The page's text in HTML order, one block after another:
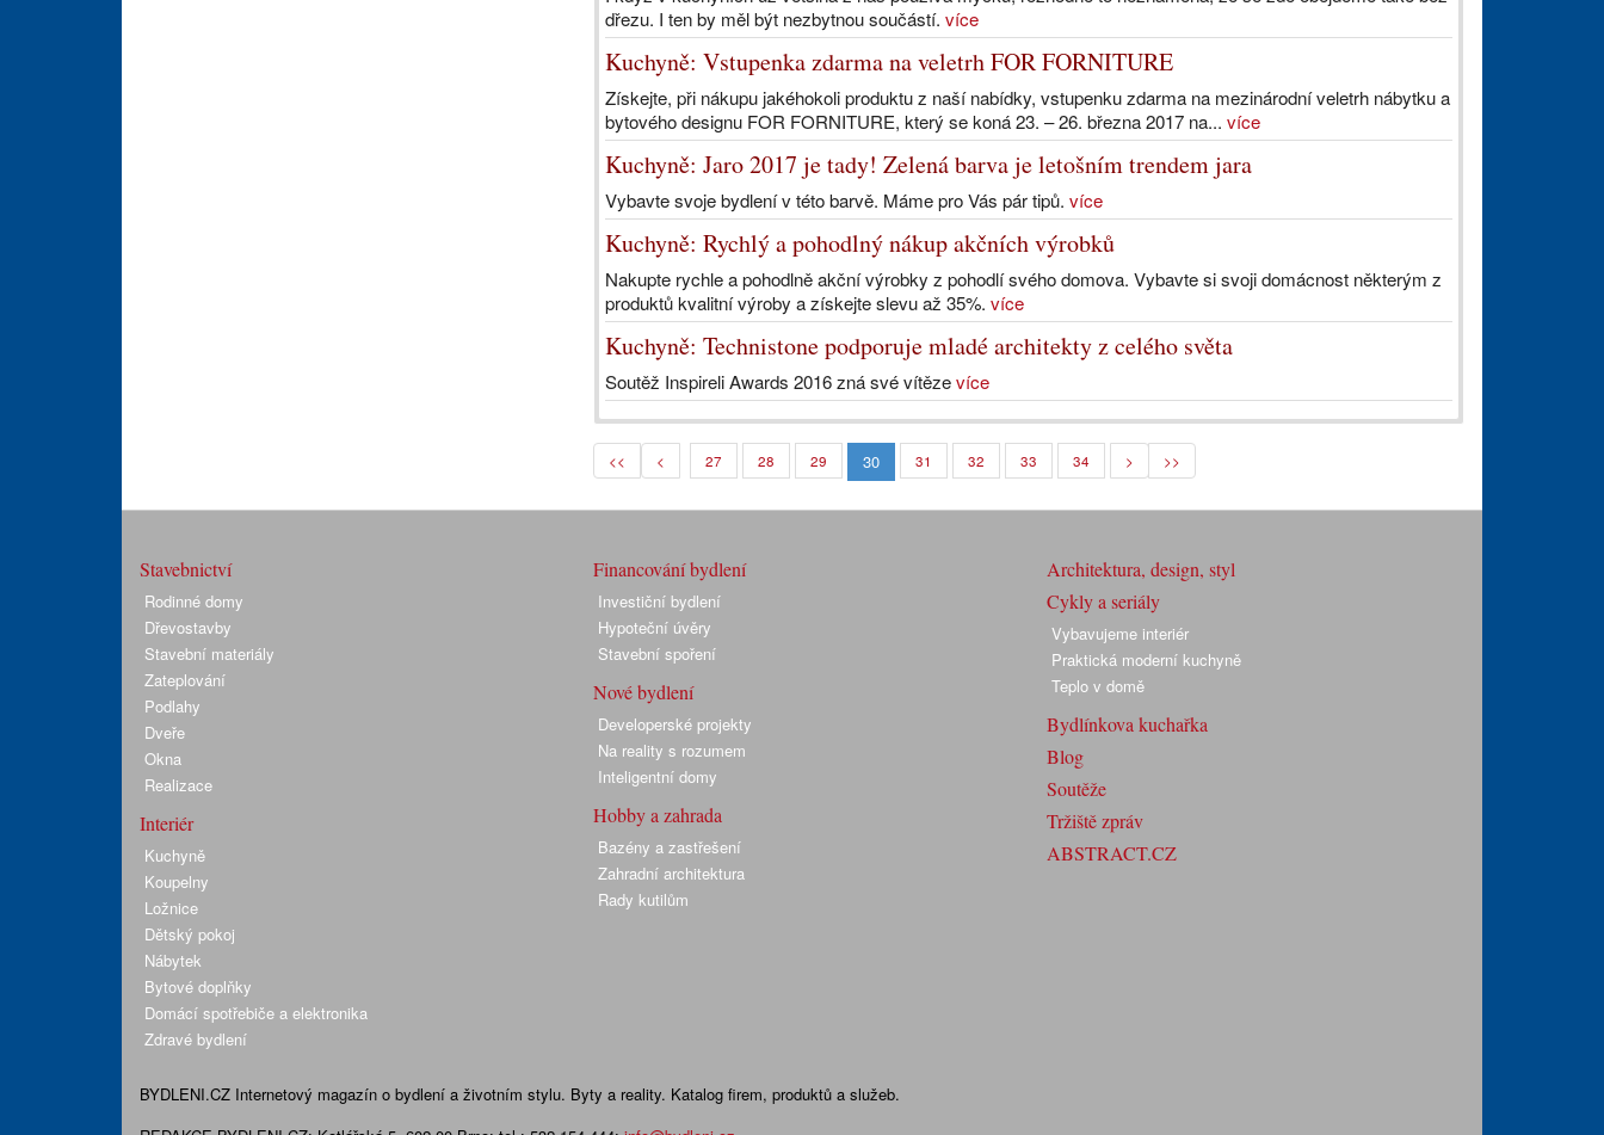
dřezu. I ten by měl být nezbytnou součástí. více
Kuchyně: Vstupenka zdarma na veletrh FOR FORNITURE
Získejte, při nákupu jakéhokoli produktu z naší nabídky, vstupenku zdarma na mezinárodní veletrh nábytku a
bytového designu FOR FORNITURE, který se koná 23. – 26. března 2017 na... více
Kuchyně: Jaro 2017 je tady! Zelená barva je letošním trendem jara
Vybavte svoje bydlení v této barvě. Máme pro Vás pár tipů. více
Kuchyně: Rychlý a pohodlný nákup akčních výrobků
Nakupte rychle a pohodlně akční výrobky z pohodlí svého domova. Vybavte si svoji domácnost některým z
produktů kvalitní výroby a získejte slevu až 35%. více
Kuchyně: Technistone podporuje mladé architekty z celého světa
Soutěž Inspireli Awards 2016 zná své vítězevíce
<< < 27 28 29 30 31 32 33 34 > >>
Stavebnictví
Rodinné domy
Dřevostavby
Stavební materiály
Zateplování
Podlahy
Dveře
Okna
Realizace
Interiér
Kuchyně
Koupelny
Ložnice
Dětský pokoj
Nábytek
Bytové doplňky
Domácí spotřebiče a elektronika
Zdravé bydlení
Financování bydlení
Investiční bydlení
Hypoteční úvěry
Stavební spoření
Nové bydlení
Developerské projekty
Na reality s rozumem
Inteligentní domy
Hobby a zahrada
Bazény a zastřešení
Zahradní architektura
Rady kutilům
Architektura, design, styl
Cykly a seriály
Vybavujeme interiér
Praktická moderní kuchyně
Teplo v domě
Bydlínkova kuchařka
Blog
Soutěže
Tržiště zpráv
ABSTRACT.CZ
BYDLENI.CZ Internetový magazín o bydlení a životním stylu. Byty a reality. Katalog firem, produktů a služeb.